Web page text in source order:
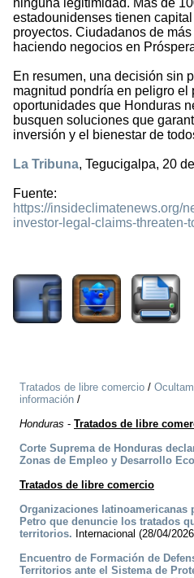
ninguna legitimidad. Más de
estadounidenses tienen
proyectos. Ciudadanos de
haciendo negocios en
En resumen, una decisión sin
magnitud pondría en peligro el
oportunidades que Honduras
busquen soluciones que
inversión y el bienestar de
La Tribuna, Tegucigalpa, 20
Fuente:
https://insideclimatenews.org/
investor-legal-claims-threaten-
Tratados de libre comercio /
información /
Honduras - Tratados de libre
Corte Suprema de Honduras
Zonas de Empleo y Desarrollo
Tratados de libre comercio
Organizaciones latinoamericanas
Petro que denuncie los tratados
territorios. Internacional (28/04/
Encuentro de Formación de
Territorios ante el Sistema de